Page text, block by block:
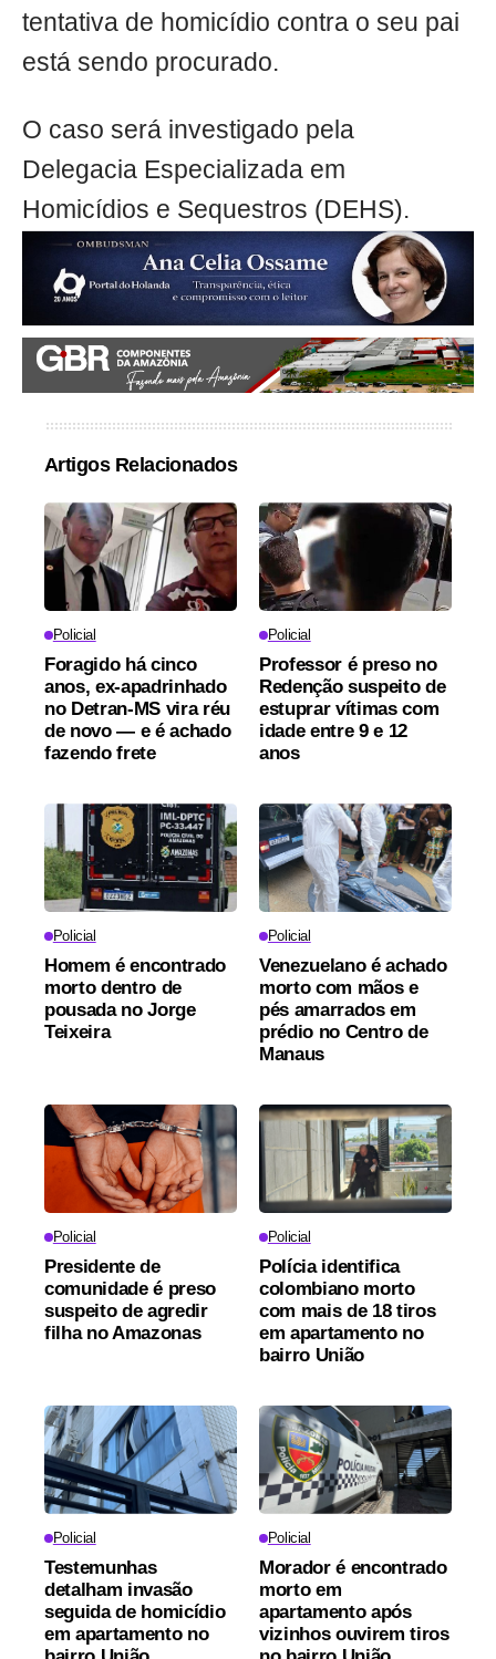
tentativa de homicídio contra o seu pai
está sendo procurado.
O caso será investigado pela
Delegacia Especializada em
Homicídios e Sequestros (DEHS).
Artigos Relacionados
Policial
Foragido há cinco
anos, ex-apadrinhado
no Detran-MS vira réu
de novo — e é achado
fazendo frete
Policial
Professor é preso no
Redenção suspeito de
estuprar vítimas com
idade entre 9 e 12
anos
Policial
Homem é encontrado
morto dentro de
pousada no Jorge
Teixeira
Policial
Venezuelano é achado
morto com mãos e
pés amarrados em
prédio no Centro de
Manaus
Policial
Presidente de
comunidade é preso
suspeito de agredir
filha no Amazonas
Policial
Polícia identifica
colombiano morto
com mais de 18 tiros
em apartamento no
bairro União
Policial
Testemunhas
detalham invasão
seguida de homicídio
em apartamento no
Policial
Morador é encontrado
morto em
apartamento após
vizinhos ouvirem tiros